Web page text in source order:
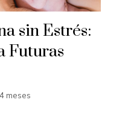
sin Estrés:
Futuras
meses